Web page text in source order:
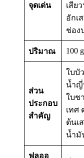
จุดเด่น
เสีย
อักเ
ช่อง
ปริมาณ 100
ส่วน
ประกอบ
สำคัญ
ใบบั
น้ำญี่
ใบช
เทศ
ต้นเ
น้ำมั
ฟลูออ